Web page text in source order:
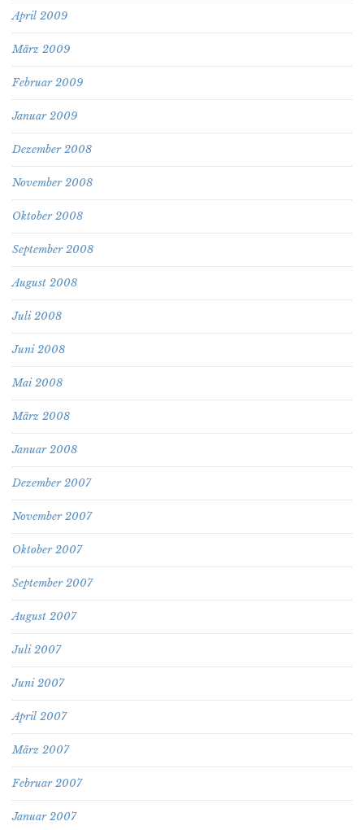
April 2009
März 2009
Februar 2009
Januar 2009
Dezember 2008
November 2008
Oktober 2008
September 2008
August 2008
Juli 2008
Juni 2008
Mai 2008
März 2008
Januar 2008
Dezember 2007
November 2007
Oktober 2007
September 2007
August 2007
Juli 2007
Juni 2007
April 2007
März 2007
Februar 2007
Januar 2007